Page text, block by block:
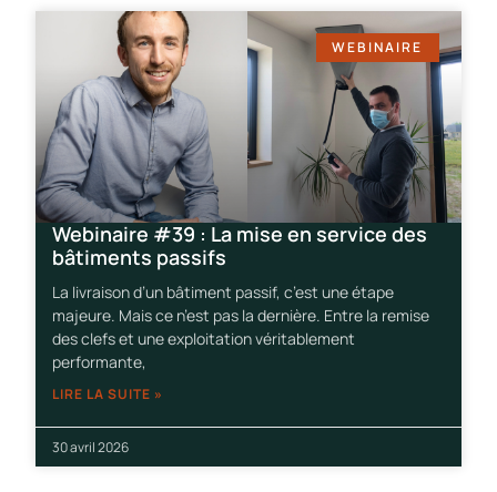
WEBINAIRE
Webinaire #39 : La mise en service des
bâtiments passifs
La livraison d’un bâtiment passif, c’est une étape
majeure. Mais ce n’est pas la dernière. Entre la remise
des clefs et une exploitation véritablement
performante,
LIRE LA SUITE »
30 avril 2026